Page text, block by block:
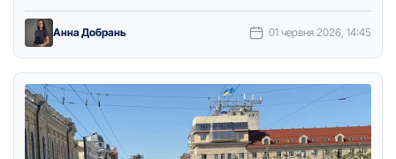
оприлюднили …
Анна Добрань 01 червня 2026, 14:45